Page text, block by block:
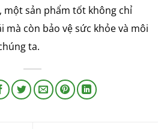
một sản phẩm tốt không chỉ
mà còn bảo vệ sức khỏe và môi
ta.